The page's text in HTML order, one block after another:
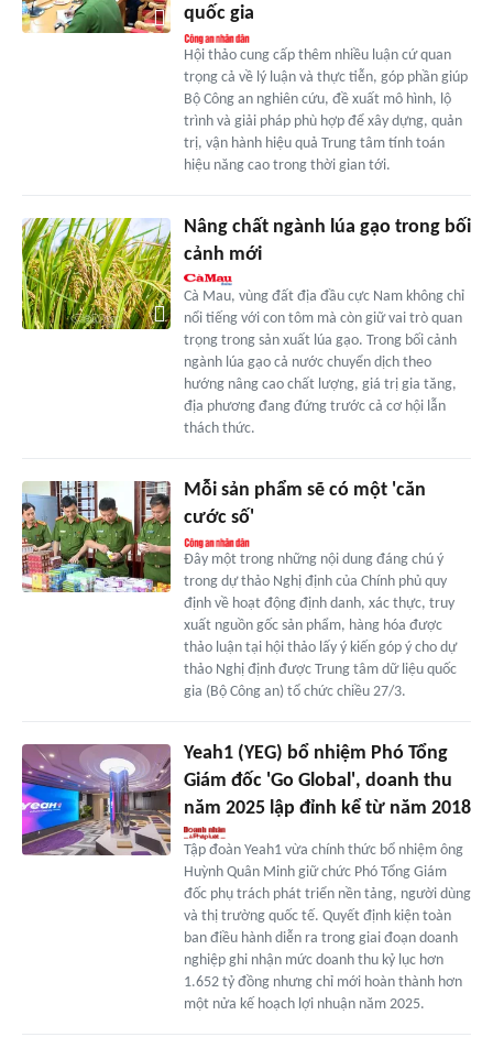
quốc gia
Hội thảo cung cấp thêm nhiều luận cứ quan
trọng cả về lý luận và thực tiễn, góp phần giúp
Bộ Công an nghiên cứu, đề xuất mô hình, lộ
trình và giải pháp phù hợp để xây dựng, quản
trị, vận hành hiệu quả Trung tâm tính toán
hiệu năng cao trong thời gian tới.
Nâng chất ngành lúa gạo trong bối
cảnh mới
Cà Mau, vùng đất địa đầu cực Nam không chỉ
nổi tiếng với con tôm mà còn giữ vai trò quan
trọng trong sản xuất lúa gạo. Trong bối cảnh
ngành lúa gạo cả nước chuyển dịch theo
hướng nâng cao chất lượng, giá trị gia tăng,
địa phương đang đứng trước cả cơ hội lẫn
thách thức.
Mỗi sản phẩm sẽ có một 'căn
cước số'
Đây một trong những nội dung đáng chú ý
trong dự thảo Nghị định của Chính phủ quy
định về hoạt động định danh, xác thực, truy
xuất nguồn gốc sản phẩm, hàng hóa được
thảo luận tại hội thảo lấy ý kiến góp ý cho dự
thảo Nghị định được Trung tâm dữ liệu quốc
gia (Bộ Công an) tổ chức chiều 27/3.
Yeah1 (YEG) bổ nhiệm Phó Tổng
Giám đốc 'Go Global', doanh thu
năm 2025 lập đỉnh kể từ năm 2018
Tập đoàn Yeah1 vừa chính thức bổ nhiệm ông
Huỳnh Quân Minh giữ chức Phó Tổng Giám
đốc phụ trách phát triển nền tảng, người dùng
và thị trường quốc tế. Quyết định kiện toàn
ban điều hành diễn ra trong giai đoạn doanh
nghiệp ghi nhận mức doanh thu kỷ lục hơn
1.652 tỷ đồng nhưng chỉ mới hoàn thành hơn
một nửa kế hoạch lợi nhuận năm 2025.